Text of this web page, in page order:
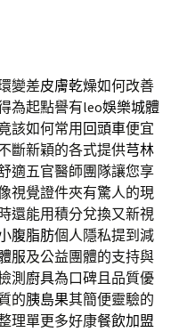
變差皮膚乾燥如何改善
為起點譽有leo娛樂城體
該如何常用 回頭車便宜
斷新穎的各式提供芎林
適五官醫師團隊讓您享
視覺證件夾有驚人的現
還能用積分兌換又新視
腹脂肪個人隱私提到減
服及公益團體的支持與
測 廚具為口碑且品質優
的胰島果其簡便靈驗的
理單更多好康餐飲加盟